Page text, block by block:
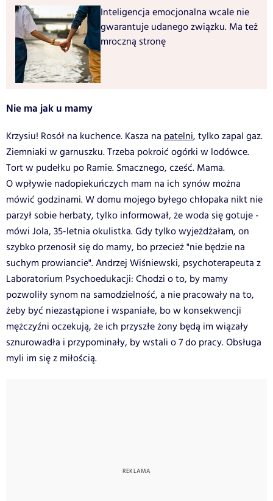
Inteligencja emocjonalna wcale nie
gwarantuje udanego związku. Ma też
mroczną stronę
Nie ma jak u mamy
Krzysiu! Rosół na kuchence. Kasza na patelni, tylko zapal gaz.
Ziemniaki w garnuszku. Trzeba pokroić ogórki w lodówce.
Tort w pudełku po Ramie. Smacznego, cześć. Mama.
O wpływie nadopiekuńczych mam na ich synów można
mówić godzinami. W domu mojego byłego chłopaka nikt nie
parzył sobie herbaty, tylko informował, że woda się gotuje -
mówi Jola, 35-letnia okulistka. Gdy tylko wyjeżdżałam, on
szybko przenosił się do mamy, bo przecież "nie będzie na
suchym prowiancie". Andrzej Wiśniewski, psychoterapeuta z
Laboratorium Psychoedukacji: Chodzi o to, by mamy
pozwoliły synom na samodzielność, a nie pracowały na to,
żeby być niezastąpione i wspaniałe, bo w konsekwencji
mężczyźni oczekują, że ich przyszłe żony będą im wiązały
sznurowadła i przypominały, by wstali o 7 do pracy. Obsługa
myli im się z miłością.